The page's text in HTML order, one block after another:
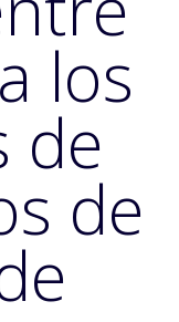
los
de
de